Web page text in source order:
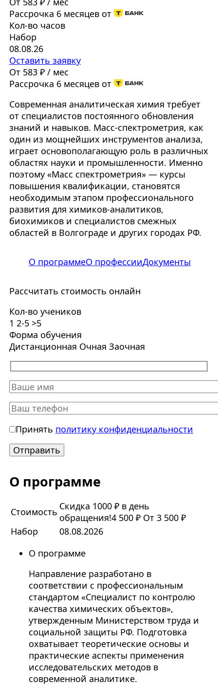
Рассрочка 6 месяцев от
Кол-во часов
Набор
08.08.26
Оставить заявку
От 583 ₽ / мес
Рассрочка 6 месяцев от
Современная аналитическая химия требует
от специалистов постоянного обновления
знаний и навыков. Масс-спектрометрия, как
один из мощнейших инструментов анализа,
играет основополагающую роль в различных
областях науки и промышленности. Именно
поэтому «Масс спектрометрия» — курсы
повышения квалификации, становятся
необходимым этапом профессионального
развития для химиков-аналитиков,
биохимиков и специалистов смежных
областей в Волгограде и других городах РФ.
О программеО профессииДокументы
Рассчитать стоимость онлайн
Кол-во учеников
1 2-5 >5
Форма обучения
Дистанционная Очная Заочная
Принять политику конфиденциальности
О программе
Стоимость Скидка 1000 ₽ в день
обращения!4 500 ₽ От 3 500 ₽
Набор
08.08.2026
О программе
Направление разработано в
соответствии с профессиональным
стандартом «Специалист по контролю
качества химических объектов»,
утвержденным Министерством труда и
социальной защиты РФ. Подготовка
охватывает теоретические основы и
практические аспекты применения
исследовательских методов в
современной аналитике.